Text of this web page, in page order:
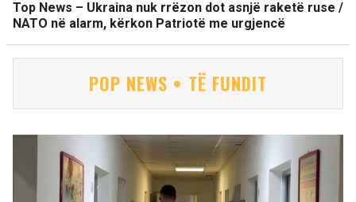
Top News – Ukraina nuk rrëzon dot asnjë raketë ruse /
NATO në alarm, kërkon Patriotë me urgjencë
POP NEWS • TË FUNDIT